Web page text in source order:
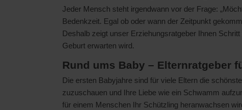
Jeder Mensch steht irgendwann vor der Frage:
Bedenkzeit. Egal ob oder wann der Zeitpunkt
Deshalb zeigt unser Erziehungsratgeber Ihnen
Geburt erwarten wird.
Rund ums Baby – Elternratgeber
Die ersten Babyjahre sind für viele Eltern die
zuzuschauen und Ihre Liebe wie ein Schwamm
für einem Menschen Ihr Schützling heranwachsen